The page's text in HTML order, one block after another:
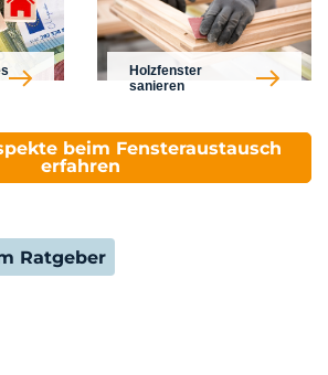
Holzfenster
sanieren
beim Fensteraustausch
erfahren
Ratgeber